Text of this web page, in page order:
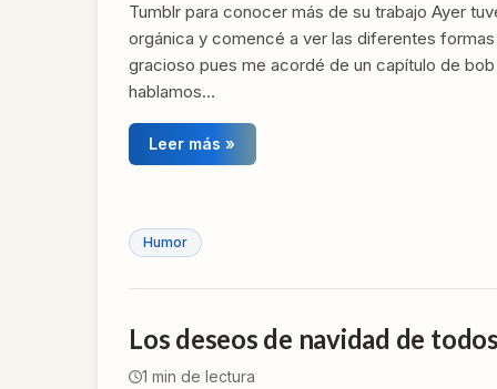
Tumblr para conocer más de su trabajo Ayer
orgánica y comencé a ver las diferentes
gracioso pues me acordé de un capítulo de
hablamos…
Leer más »
Humor
Los deseos de navidad de todos
1 min de lectura